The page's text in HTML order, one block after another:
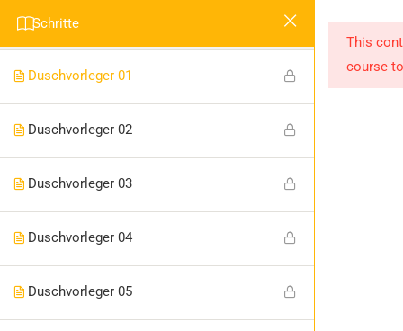
Duschvorleger Erstellen 7
Duschvorleger 01
Duschvorleger 02
Duschvorleger 03
Duschvorleger 04
Duschvorleger 05
Schritte
This
course